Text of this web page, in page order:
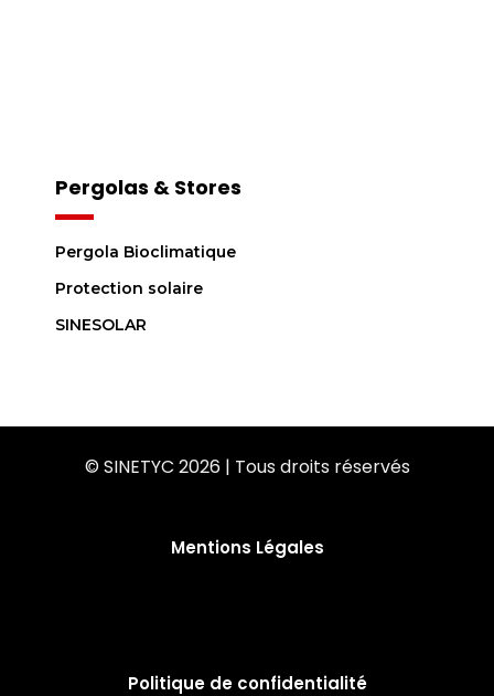
Pergolas & Stores
Pergola Bioclimatique
Protection solaire
SINESOLAR
© SINETYC 2026 | Tous droits réservés
Mentions Légales
Politique de confidentialité